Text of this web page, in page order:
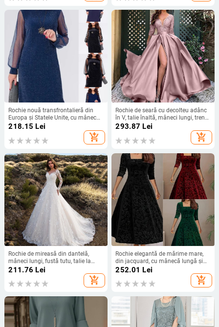
Rochie nouă transfrontalieră din
Europa și Statele Unite, cu mânecă
lungă, plasă, cusături argintii, cu
guler rotund, industrie grea, fustă
elegantă de calitate la modă
218.15 Lei
add_shopping_cart
Rochie de seară cu decolteu adânc
în V, talie înaltă, mâneci lungi, tren
mic, fustă lungă
293.87 Lei
add_shopping_cart
Rochie de mireasă din dantelă,
mâneci lungi, fustă tutu, talie la
mijloc, rochie lungă
211.76 Lei
add_shopping_cart
Rochie elegantă de mărime mare,
din jacquard, cu mânecă lungă și
guler pătrat, din catifea, mărime
americană, 2024
252.01 Lei
add_shopping_cart